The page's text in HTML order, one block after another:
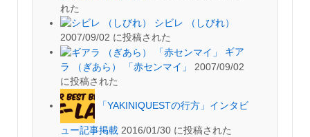
れた
シビレ （しびれ）
2007/09/02 に投稿された
ギア
ラ （ぎあら） 「赤センマイ」
2007/09/02
に投稿された
「YAKINIQUESTの行方」インタビ
ュー記事掲載 2016/01/30 に投稿された